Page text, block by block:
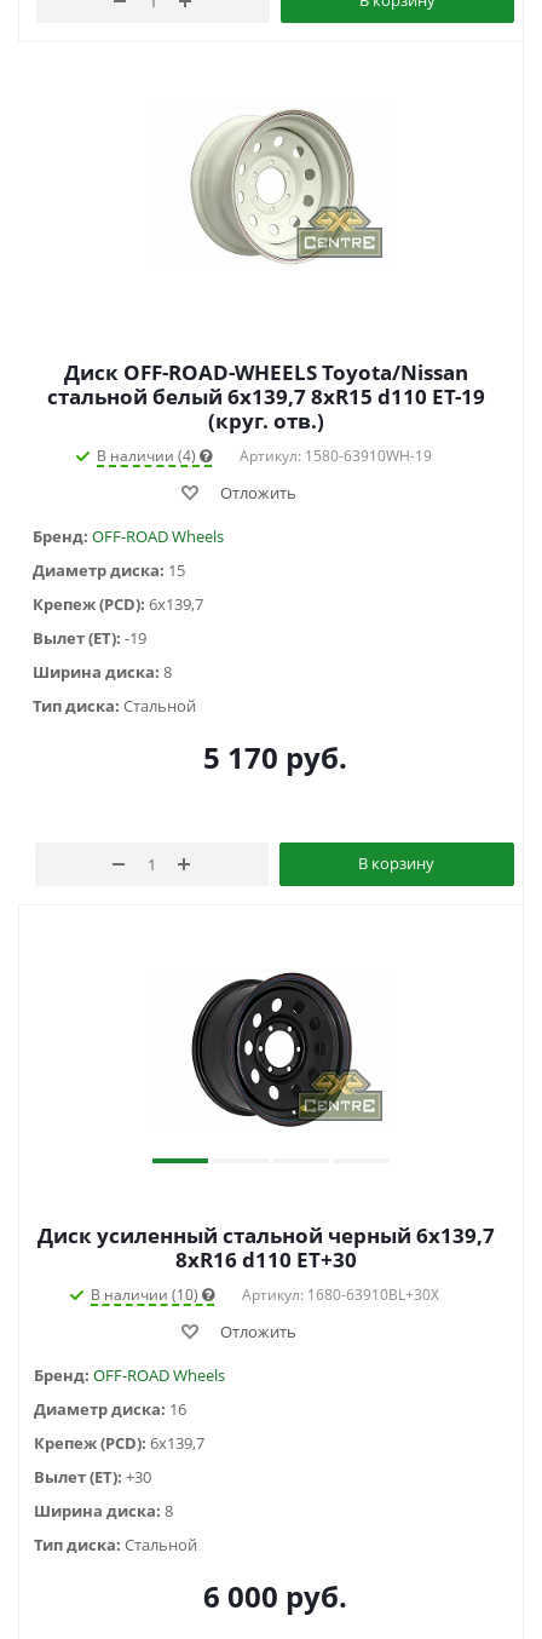
Диск OFF-ROAD-WHEELS Toyota/Nissan
стальной белый 6x139,7 8xR15 d110 ET-19
(круг. отв.)
В наличии (4) Артикул: 1580-63910WH-19
Отложить
Бренд: OFF-ROAD Wheels
Диаметр диска: 15
Крепеж (PCD): 6x139,7
Вылет (ET): -19
Ширина диска: 8
Тип диска: Стальной
5 170 руб.
В корзину
Диск усиленный стальной черный 6x139,7
8xR16 d110 ET+30
В наличии (10) Артикул: 1680-63910BL+30X
Отложить
Бренд: OFF-ROAD Wheels
Диаметр диска: 16
Крепеж (PCD): 6x139,7
Вылет (ET): +30
Ширина диска: 8
Тип диска: Стальной
6 000 руб.